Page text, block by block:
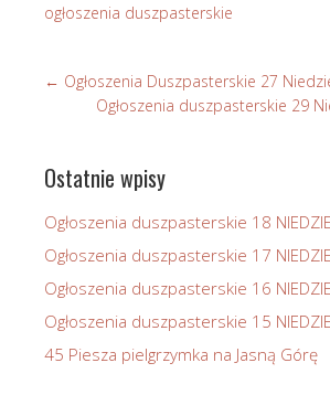
ogłoszenia duszpasterskie
← Ogłoszenia Duszpasterskie 27
Ogłoszenia duszpasterskie 29
Ostatnie wpisy
Ogłoszenia duszpasterskie 18
Ogłoszenia duszpasterskie 17
Ogłoszenia duszpasterskie 16
Ogłoszenia duszpasterskie 15
45 Piesza pielgrzymka na Jasną Górę